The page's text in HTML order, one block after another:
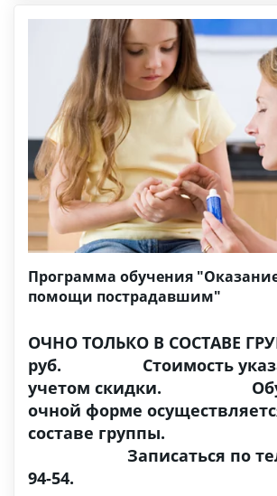
Программа обучения
помощи
ОЧНО ТОЛЬКО В СОСТАВЕ
руб. Стоимость
учетом скидки.
очной форме
составе
Записаться по
94-